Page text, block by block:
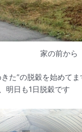
家の前から
た”の脱穀を始めてま
明日も1日脱穀です